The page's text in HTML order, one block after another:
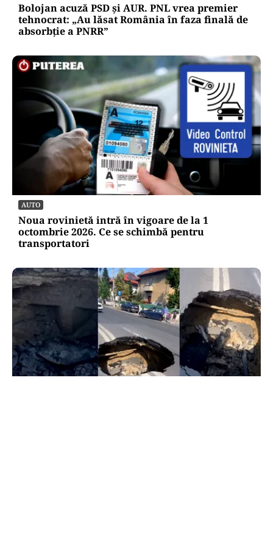
Bolojan acuză PSD și AUR. PNL vrea premier
tehnocrat: „Au lăsat România în faza finală de
absorbţie a PNRR”
AUTO
Noua rovinietă intră în vigoare de la 1
octombrie 2026. Ce se schimbă pentru
transportatori